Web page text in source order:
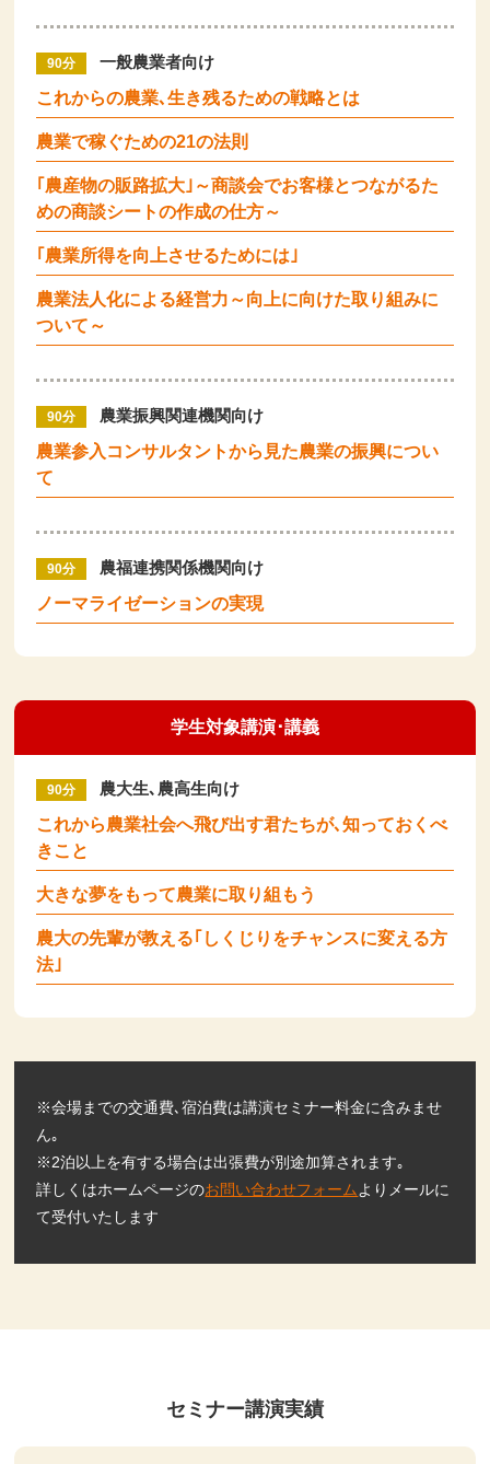
90分
一般農業者向け
これからの農業､生き残るための戦略とは
農業で稼ぐための21の法則
｢農産物の販路拡大｣～商談会でお客様とつながるた
めの商談シートの作成の仕方～
｢農業所得を向上させるためには｣
農業法人化による経営力～向上に向けた取り組みに
ついて～
90分
農業振興関連機関向け
農業参入コンサルタントから見た農業の振興につい
て
90分
農福連携関係機関向け
ノーマライゼーションの実現
学生対象講演･講義
90分
農大生､農高生向け
これから農業社会へ飛び出す君たちが､知っておくべ
きこと
大きな夢をもって農業に取り組もう
農大の先輩が教える｢しくじりをチャンスに変える方
法｣
※会場までの交通費､宿泊費は講演セミナー料金に含みませ
ん｡
※2泊以上を有する場合は出張費が別途加算されます｡
詳しくはホームページのお問い合わせフォーム よりメールに
て受付いたします
セミナー講演実績